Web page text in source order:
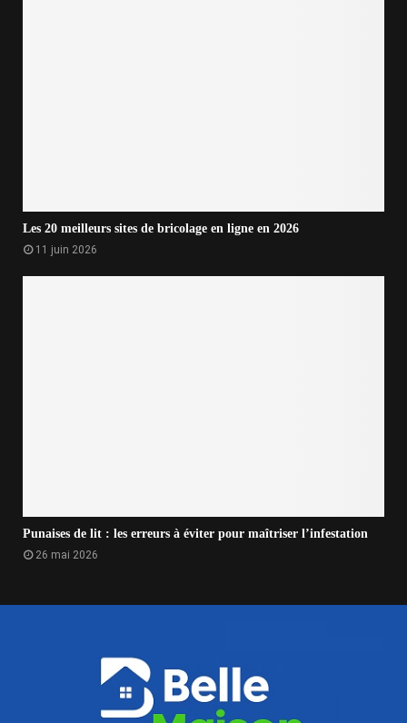
Les 20 meilleurs sites de bricolage en ligne en 2026
11 juin 2026
Punaises de lit : les erreurs à éviter pour maîtriser l’infestation
26 mai 2026